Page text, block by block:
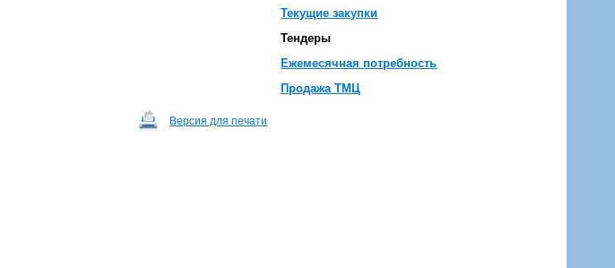
Версия для печати
Текущие закупки
Тендеры
Ежемесячная потребность
Продажа ТМЦ